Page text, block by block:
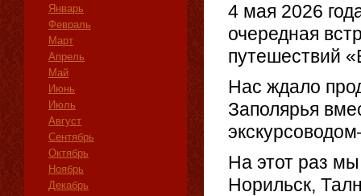
Январь
Февраль
Март
Апрель
Май
Июнь
Июль
Август
Сентябрь
Октябрь
Ноябрь
Декабрь
4 мая 2026
очередная
путешествий
Нас ждало
Заполярья
На этот раз
Норильск,